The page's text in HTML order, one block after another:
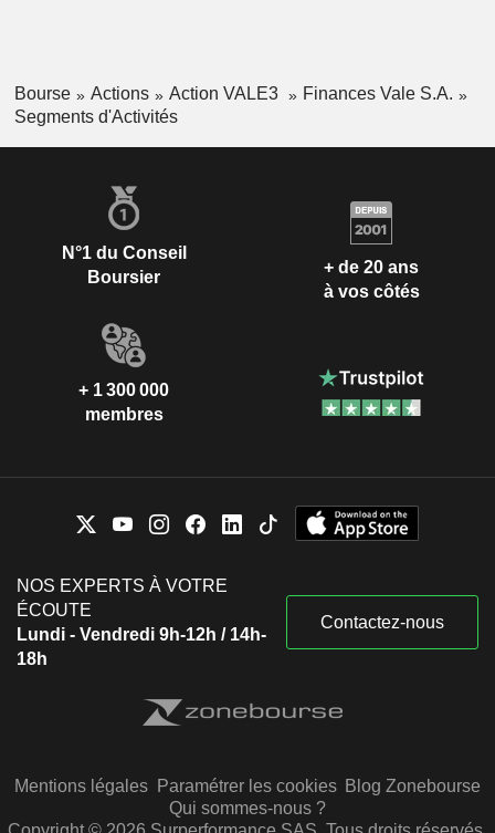
Bourse Actions Action VALE3
Finances Vale S.A.
Segments d'Activités
N°1 du Conseil
Boursier
+ de 20 ans
à vos côtés
+ 1 300 000
membres
NOS EXPERTS À VOTRE
ÉCOUTE
Lundi - Vendredi 9h-12h / 14h-
18h
Contactez-nous
Mentions légales Paramétrer les cookies Blog Zonebourse
Qui sommes-nous ?